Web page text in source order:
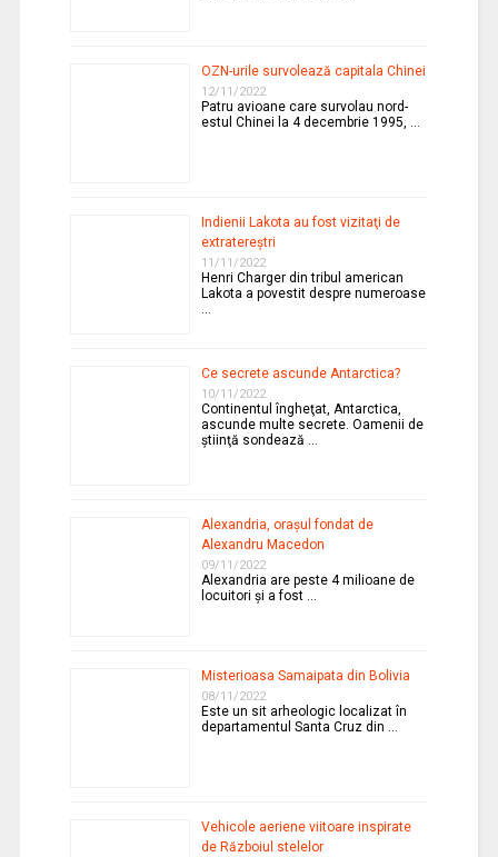
OZN-urile survolează capitala Chinei
12/11/2022
Patru avioane care survolau nord-
estul Chinei la 4 decembrie 1995, …
Indienii Lakota au fost vizitaţi de
extratereştri
11/11/2022
Henri Charger din tribul american
Lakota a povestit despre numeroase
…
Ce secrete ascunde Antarctica?
10/11/2022
Continentul îngheţat, Antarctica,
ascunde multe secrete. Oamenii de
ştiinţă sondează …
Alexandria, oraşul fondat de
Alexandru Macedon
09/11/2022
Alexandria are peste 4 milioane de
locuitori şi a fost …
Misterioasa Samaipata din Bolivia
08/11/2022
Este un sit arheologic localizat în
departamentul Santa Cruz din …
Vehicole aeriene viitoare inspirate
de Războiul stelelor